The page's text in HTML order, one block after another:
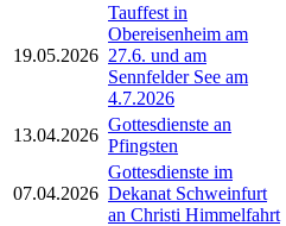
19.05.2026
Tauffest in
Obereisenheim am
27.6. und am
Sennfelder See am
4.7.2026
13.04.2026
Gottesdienste an
Pfingsten
07.04.2026
Gottesdienste im
Dekanat Schweinfurt
an Christi Himmelfahrt